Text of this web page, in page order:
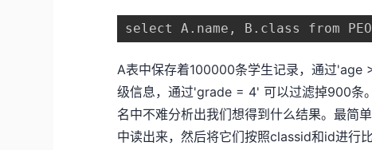
select A.name, B.class from
A表中保存着100000条学生记录，通过'age
级信息，通过'grade = 4' 可以过滤掉900条
名中不难分析出我们想得到什么结果。最简
中读出来，然后将它们按照classid和id进行